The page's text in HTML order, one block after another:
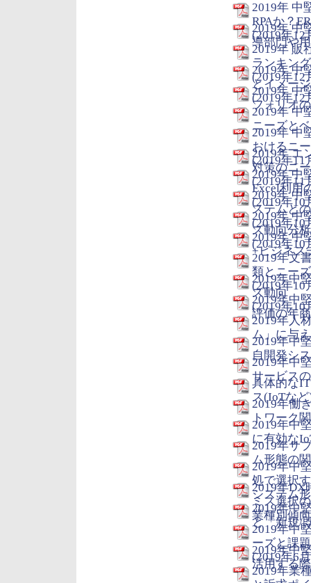
2019年 中
RPAか？
(2019年12
2019年 中
導部門や
2019年 販
ランキング
(2019年12
2019年 中
とイメージ
(2019年12
2019年 中
フォリオ
2019年 中
ニーズと
2019年 中
おけるニ
(2019年11
2019年 エ
対策のニ
(2019年11
2019年 中
Excel利用
(2019年10
2019年 中
ステムと
(2019年10
2019年 中
ズ動向分析
(2019年10
2019年 中
+ビジネス
2019年文
類とニー
(2019年10
2019年中
ズ動向
(2019年10
2019年中
評価の年
2019年人
ム」に与
2019年中
自開発シ
2019年中
サービス
具体的な
ス(IoTな
2019年働
トワーク
2019年中
に有効な
2019年サ
ム形態の
2019年中
処で選択
システム
2019年DX
ミス選択の
業種別傾
2019年中
と「新規/
2019年中
ーズと課題
(2019年6
2019年中
活用する
2019年業